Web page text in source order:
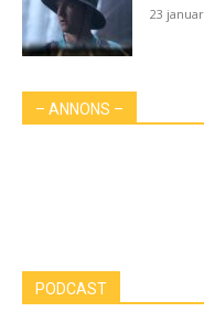
23
– ANNONS –
PODCAST